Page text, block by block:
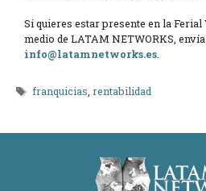
Si quieres estar presente en la
medio de LATAM NETWORKS,
info@latamnetworks.es
Etiquetas
franquicias,rentabilidad